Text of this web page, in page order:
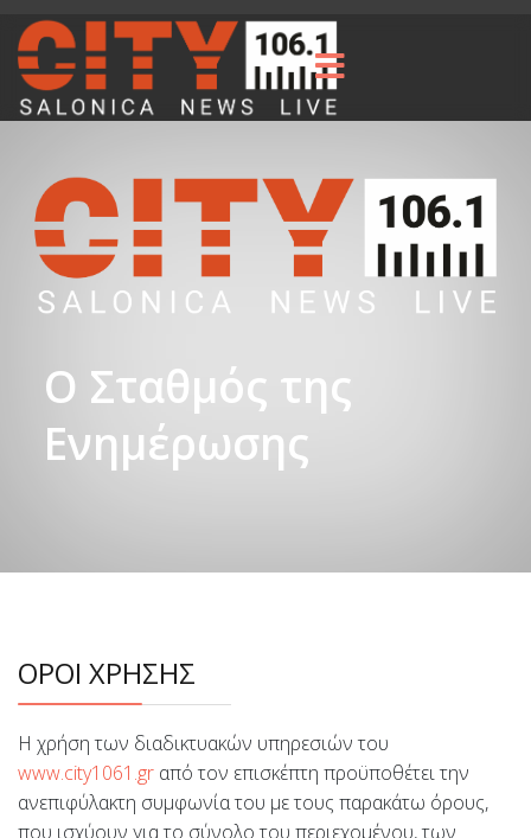
Ο Σταθμός της
Ενημέρωσης
ΟΡΟΙ ΧΡΗΣΗΣ
Η χρήση των διαδικτυακών υπηρεσιών του
www.city1061.gr από τον επισκέπτη προϋποθέτει την
ανεπιφύλακτη συμφωνία του με τους παρακάτω όρους,
που ισχύουν για το σύνολο του περιεχομένου, των